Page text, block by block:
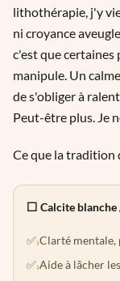
lithothérapie, j'y
ni croyance
c'est que certaines
manipule. Un
de s'obliger à
Peut-être plus. Je
Ce que la tradition
⬜ Calcite
›Clarté
›Aide à lâcher